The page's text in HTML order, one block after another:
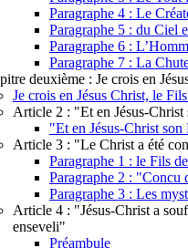
Paragraphe 4 : Le
Paragraphe 5 : du Ciel
Paragraphe 6 :
Paragraphe 7 : La
deuxième : Je crois en
Je crois en Jésus Christ, le
Article 2 : "Et en Jésus-
"Et en Jésus-Christ
Article 3 : "Le Christ a été
Paragraphe 1 : le Fils
Paragraphe 2 : "Concu
Paragraphe 3 : Les
Article 4 : "Jésus-Christ a
enseveli"
Préambule